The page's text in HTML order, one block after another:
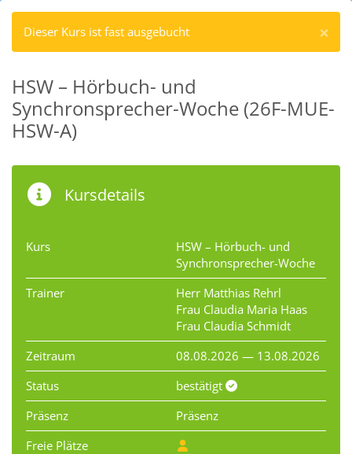
×
Dieser Kurs ist fast ausgebucht
HSW – Hörbuch- und
Synchronsprecher-Woche (26F-MUE-
HSW-A)
Kursdetails
Kurs
HSW – Hörbuch- und
Synchronsprecher-Woche
Trainer
Herr Matthias Rehrl
Frau Claudia Maria Haas
Frau Claudia Schmidt
Zeitraum
08.08.2026 — 13.08.2026
Status
bestätigt
Präsenz
Präsenz
Freie Plätze